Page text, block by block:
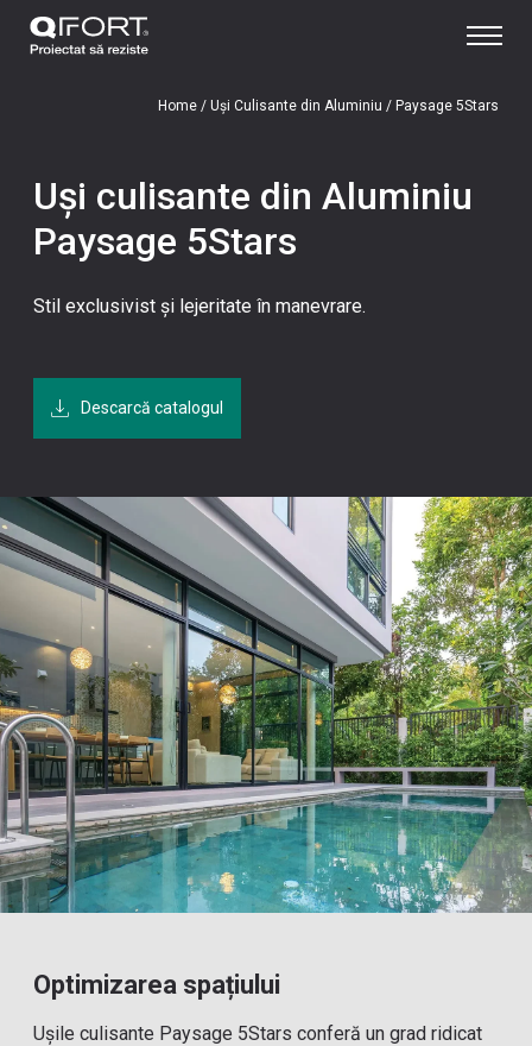
Home/ Uși Culisante din Aluminiu / Paysage 5Stars
Uși culisante din Aluminiu
Paysage 5Stars
Stil exclusivist și lejeritate în manevrare.
Descarcă catalogul
Optimizarea spațiului
Ușile culisante Paysage 5Stars conferă un grad ridicat